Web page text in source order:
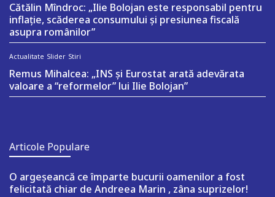
Cătălin Mîndroc: „Ilie Bolojan este responsabil pentru
inflație, scăderea consumului și presiunea fiscală
asupra românilor”
Actualitate Slider Stiri
Remus Mihalcea: „INS și Eurostat arată adevărata
valoare a “reformelor” lui Ilie Bolojan”
Articole Populare
O argeşeancă ce împarte bucurii oamenilor a fost
felicitată chiar de Andreea Marin , zâna suprizelor!